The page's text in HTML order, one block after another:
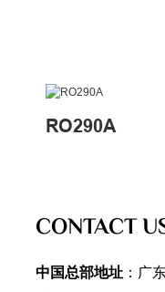
RO290A
CONTACT
中国总部地址 ：广